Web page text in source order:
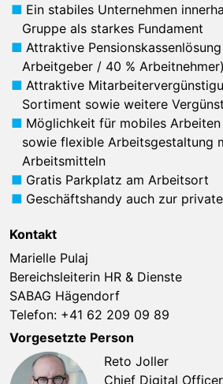
Ein stabiles Unternehmen
Gruppe als starkes Fundament
Attraktive
Arbeitgeber / 40 % Arbeitnehmer)
Attraktive
Sortiment sowie weitere
Möglichkeit für mobiles
sowie flexible Arbeitsgestaltung
Arbeitsmitteln
Gratis Parkplatz am Arbeitsort
Geschäftshandy auch zur
Kontakt
Marielle Pulaj
Bereichsleiterin HR & Dienste
SABAG Hägendorf
Telefon: +41 62 209 09 89
Vorgesetzte Person
Reto Joller
Chief Digital